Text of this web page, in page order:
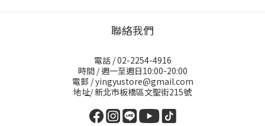
聯絡我們
電話 / 02-2254-4916
時間 / 週一至週日10:00-20:00
電郵 / yingyustore@gmail.com
地址/ 新北市板橋區文聖街215號